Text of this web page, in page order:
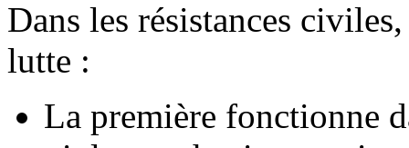
Dans les résistances
lutte :
La première fonctionne